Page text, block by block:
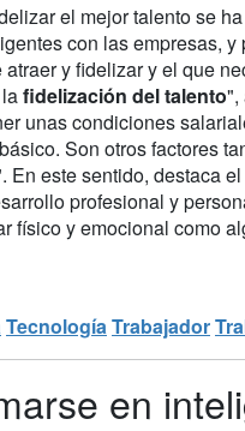
el mejor talento se
con las empresas,
y fidelizar y el que
fidelización del talento",
unas condiciones
Son otros factores
este sentido, destaca
profesional y
físico y emocional como
Tecnología Trabajador
en